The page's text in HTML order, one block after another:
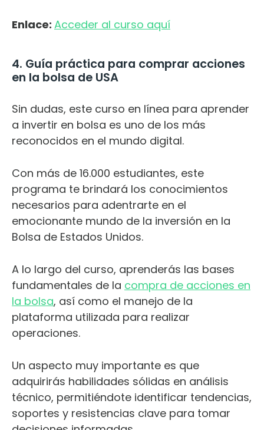
Enlace: Acceder al curso aquí
4. Guía práctica para comprar acciones
en la bolsa de USA
Sin dudas, este curso en línea para aprender
a invertir en bolsa es uno de los más
reconocidos en el mundo digital.
Con más de 16.000 estudiantes, este
programa te brindará los conocimientos
necesarios para adentrarte en el
emocionante mundo de la inversión en la
Bolsa de Estados Unidos.
A lo largo del curso, aprenderás las bases
fundamentales de la compra de acciones en
la bolsa, así como el manejo de la
plataforma utilizada para realizar
operaciones.
Un aspecto muy importante es que
adquirirás habilidades sólidas en análisis
técnico, permitiéndote identificar tendencias,
soportes y resistencias clave para tomar